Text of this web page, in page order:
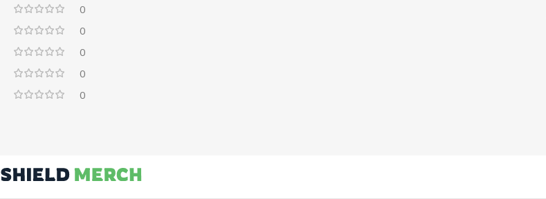
0
0
0
0
0